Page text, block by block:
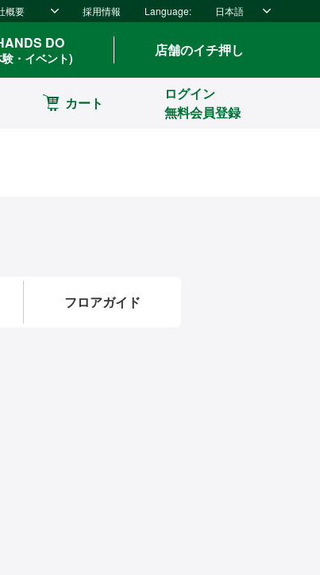
概要 採用情報 Language: 日本語
DO
・イベント) 店舗のイチ押し
カート
ログイン
無料会員登録
フロアガイド